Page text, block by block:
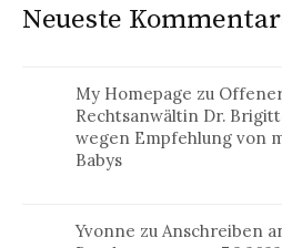
Neueste
My Homepage zu
Rechtsanwältin Dr.
wegen Empfehlung von
Babys
Yvonne zuAnschreiben